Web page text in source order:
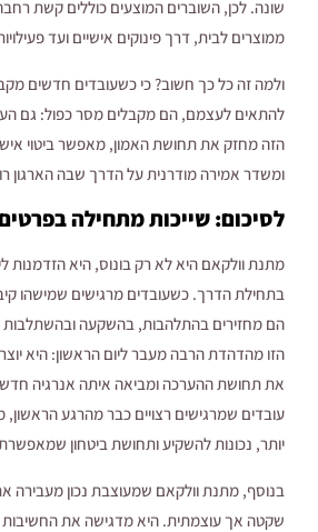
שונה. לכן, השוברים המוצעים כוללים קשת
ממוצרים לבית, דרך פינוקים אישיים ועד
ולמה זה כל כך חשוב? כי כשעובדים חדשים
להתאים לעצמם, הם מקבלים מסר כפול: גם
הזה מחזק את תחושת האמון, מאפשר ביטוי
ומשדר אמירה מודרנית על הדרך שבה הארגון
לסיכום: שייכות מתחילה
מתנת וולקאם היא לא רק בונוס, היא הזדמנות
בתחילת הדרך. כשעובדים מרגישים שמישהו
הם מחזירים בהתלהבות, בהשקעה ובהשתלבות
הזו מהדהדת הרבה מעבר ליום הראשון: היא
את תחושת ההערכה ומביאה איתה אנרגיה
עובדים שמרגישים רצויים כבר מהרגע
יותר, נכונות להשקיע ותחושת ביטחון
בנוסף, מתנת וולקאם שמעוצבת נכון מעבירה
שקטה אך עוצמתית. היא מדגישה את